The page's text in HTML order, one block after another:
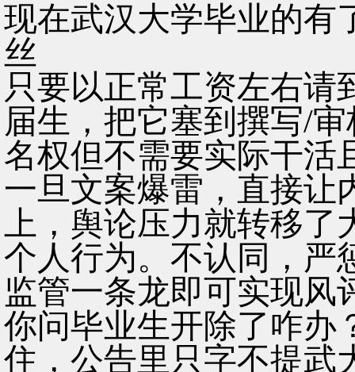
现在武汉大学毕业的
丝
只要以正常工资左右请
届生，把它塞到撰写/
名权但不需要实际干活
一旦文案爆雷，直接让
上，舆论压力就转移
个人行为。不认同，严
监管一条龙即可实现风
你问毕业生开除了咋办
住，公告里只字不提武